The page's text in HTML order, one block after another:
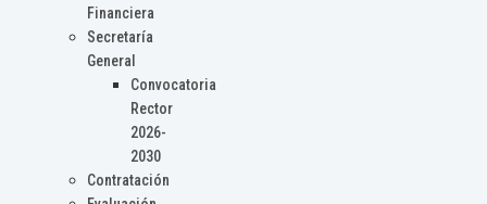
Financiera
Secretaría
General
Convocatoria
Rector
2026-
2030
Contratación